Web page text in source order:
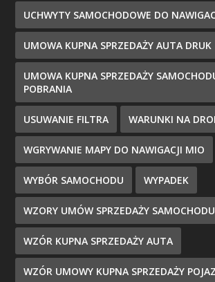
UCHWYTY SAMOCHODOWE DO
UMOWA KUPNA SPRZEDAŻY AUTA DRUK
UMOWA KUPNA SPRZEDAŻY
POBRANIA
USUWANIE FILTRA WARUNKI NA
WGRYWANIE MAPY DO NAWIGACJI MIO
WYBÓR SAMOCHODU WYPADEK
WZORY UMÓW SPRZEDAŻY SAMOCHODU
WZÓR KUPNA SPRZEDAŻY AUTA
WZÓR UMOWY KUPNA SPRZEDAŻY